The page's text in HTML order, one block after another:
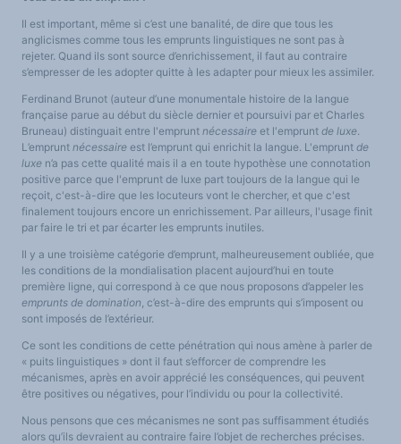
Il est important, même si c’est une banalité, de dire que tous les
anglicismes comme tous les emprunts linguistiques ne sont pas à
rejeter. Quand ils sont source d’enrichissement, il faut au contraire
s’empresser de les adopter quitte à les adapter pour mieux les assimiler.
Ferdinand Brunot (auteur d’une monumentale histoire de la langue
française parue au début du siècle dernier et poursuivi par et Charles
Bruneau) distinguait entre l'emprunt nécessaire et l'emprunt de luxe.
L’emprunt nécessaire est l’emprunt qui enrichit la langue. L'emprunt de
luxe n’a pas cette qualité mais il a en toute hypothèse une connotation
positive parce que l'emprunt de luxe part toujours de la langue qui le
reçoit, c'est-à-dire que les locuteurs vont le chercher, et que c'est
finalement toujours encore un enrichissement. Par ailleurs, l'usage finit
par faire le tri et par écarter les emprunts inutiles.
Il y a une troisième catégorie d’emprunt, malheureusement oubliée, que
les conditions de la mondialisation placent aujourd’hui en toute
première ligne, qui correspond à ce que nous proposons d’appeler les
emprunts de domination, c’est-à-dire des emprunts qui s’imposent ou
sont imposés de l’extérieur.
Ce sont les conditions de cette pénétration qui nous amène à parler de
« puits linguistiques » dont il faut s’efforcer de comprendre les
mécanismes, après en avoir apprécié les conséquences, qui peuvent
être positives ou négatives, pour l’individu ou pour la collectivité.
Nous pensons que ces mécanismes ne sont pas suffisamment étudiés
alors qu’ils devraient au contraire faire l’objet de recherches précises.